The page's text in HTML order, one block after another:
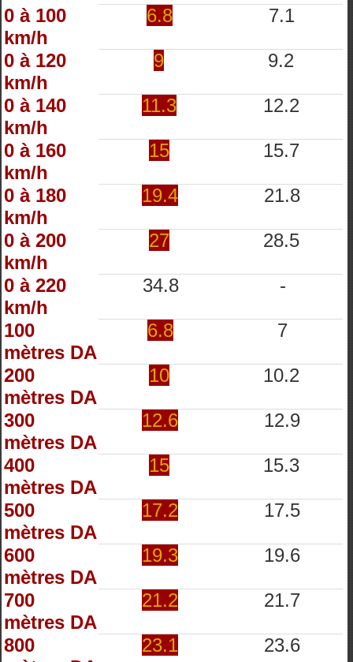
0 à 100
km/h
6.8 7.1
0 à 120
km/h
9 9.2
0 à 140
km/h
11.3 12.2
0 à 160
km/h
15 15.7
0 à 180
km/h
19.4 21.8
0 à 200
km/h
27 28.5
0 à 220
km/h
34.8 -
100
mètres DA
6.8 7
200
mètres DA
10 10.2
300
mètres DA
12.6 12.9
400
mètres DA
15 15.3
500
mètres DA
17.2 17.5
600
mètres DA
19.3 19.6
700
mètres DA
21.2 21.7
800
23.1 23.6